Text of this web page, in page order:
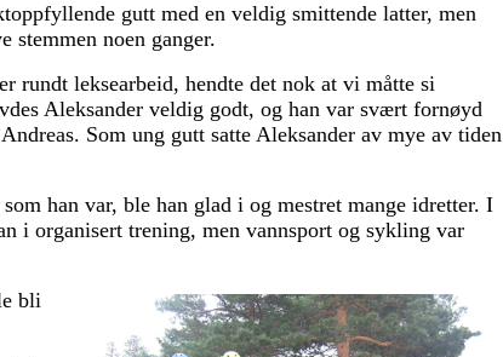
gutt med en veldig smittende latter, men
stemmen noen ganger.
rundt leksearbeid, hendte det nok at vi måtte si
Aleksander veldig godt, og han var svært fornøyd
Som ung gutt satte Aleksander av mye av tiden
han var, ble han glad i og mestret mange idretter. I
i organisert trening, men vannsport og sykling var
bli